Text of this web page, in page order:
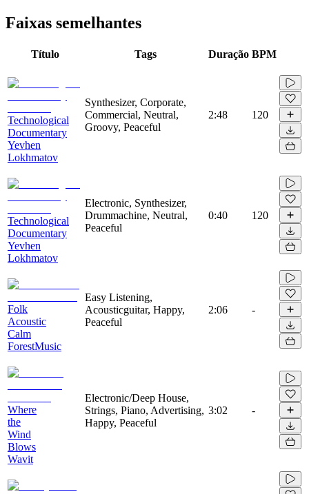
Faixas semelhantes
Título Tags Duração BPM
Technological
Documentary
Yevhen
Lokhmatov
Synthesizer, Corporate,
Commercial, Neutral,
Groovy, Peaceful
2:48 120
Technological
Documentary
Yevhen
Lokhmatov
Electronic, Synthesizer,
Drummachine, Neutral,
Peaceful
0:40 120
Folk
Acoustic
Calm
ForestMusic
Easy Listening,
Acousticguitar, Happy,
Peaceful
2:06 -
Where
the
Wind
Blows
Wavit
Electronic/Deep House,
Strings, Piano, Advertising,
Happy, Peaceful
3:02 -